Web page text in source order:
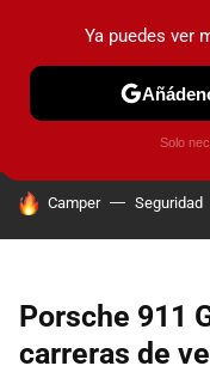
PRUEBAS COCHES
HOY SE HABLA DE
Camper Seguridad
Porsche 911
carreras de
Ya puedes ver
Solo